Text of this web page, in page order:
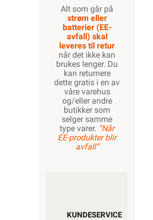
1500W
1600W
1700W
Alt som går på
strøm eller
batterier (EE-
avfall) skal
leveres til retur
når det ikke kan
brukes lenger. Du
kan returnere
dette gratis i en av
våre varehus
og/eller andre
butikker som
selger samme
type varer. “Når
EE-produkter blir
avfall”
KUNDESERVICE